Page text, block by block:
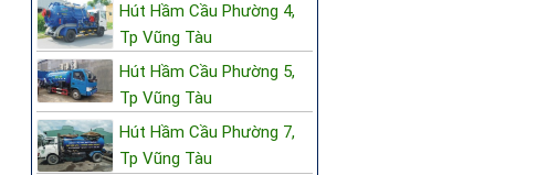
Hút Hầm Cầu Phường 4,
Tp Vũng Tàu
Hút Hầm Cầu Phường 5,
Tp Vũng Tàu
Hút Hầm Cầu Phường 7,
Tp Vũng Tàu